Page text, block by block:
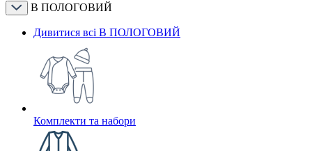
В ПОЛОГОВИЙ
Дивитися всі В ПОЛОГОВИЙ
Комплекти та набори